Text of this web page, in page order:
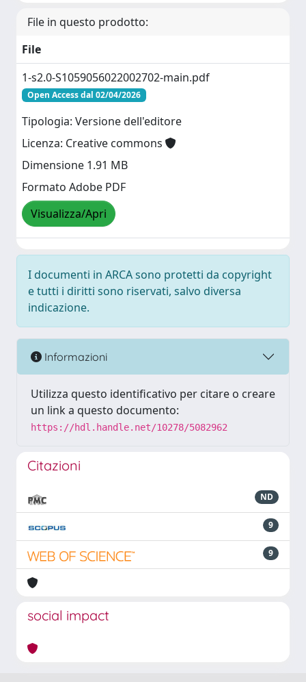
File in questo prodotto:
File
1-s2.0-S1059056022002702-main.pdf
Open Access dal 02/04/2026
Tipologia: Versione dell'editore
Licenza: Creative commons
Dimensione 1.91 MB
Formato Adobe PDF
Visualizza/Apri
I documenti in ARCA sono protetti da copyright
e tutti i diritti sono riservati, salvo diversa
indicazione.
Informazioni
Utilizza questo identificativo per citare o creare
un link a questo documento:
https://hdl.handle.net/10278/5082962
Citazioni
ND
9
9
social impact